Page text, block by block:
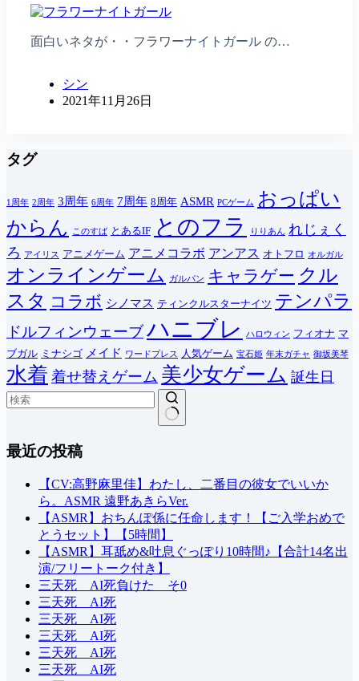
面白いネタが・・フラワーナイトガール の…
シン
2021年11月26日
タグ
1周年 2周年 3周年 6周年 7周年 8周年 ASMR PCゲーム
おっぱい
からん
このすば とあるIF とのフラ りりあん れじぇく
ろ
アイリス アニメゲーム アニメコラボ アンアス オトフロ オルガル
オンラインゲーム ガルパン キャラゲー クル
スタ コラボ シノマス ティンクルスターナイツ テンパラ
ドルフィンウェーブハニブレ ハロウィン フィオナ マ
ブガル ミナシゴ メイド ワードプレス 人気ゲーム 宝石姫 年末ガチャ 御坂美琴
水着 着せ替えゲーム 美少女ゲーム 誕生日
果
最近の投稿
【CV:高野麻里佳】わたし、二番目の彼女でいいか
ら。ASMR 遠野あきらVer.
【ASMR】おちんぽ係に任命します！【ご入学おめで
とうセット】【5時間】
【ASMR】耳舐め&吐息ぐっぽり10時間♪【合計14名出
演/フリートーク付き】
三天死 AI死負けた そ0
三天死 AI死
三天死 AI死
三天死 AI死
三天死 AI死
三天死 AI死